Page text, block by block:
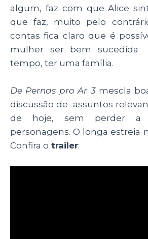
algum, faz com que Alice
que faz, muito pelo
contas fica claro que é
mulher ser bem sucedida
tempo, ter uma família.
De Pernas pro Ar 3 mescla
discussão de assuntos
de hoje, sem perder a
personagens. O longa estreia
Confira o trailer: